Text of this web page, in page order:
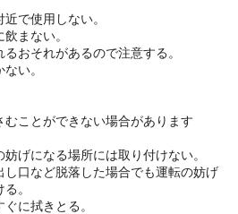
で使用しない。
まない。
おそれがあるので注意する。
い。
ことができない場合があります
げになる場所には取り付けない。
口など脱落した場合でも運転の妨げ
。
に拭きとる。